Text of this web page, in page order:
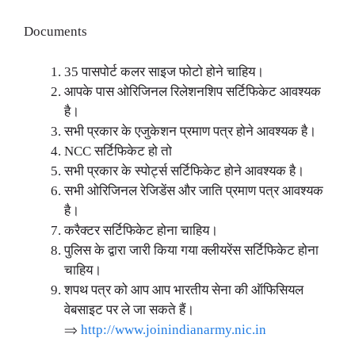
Documents
35 पासपोर्ट कलर साइज फोटो होने चाहिय।
आपके पास ओरिजिनल रिलेशनशिप सर्टिफिकेट आवश्यक
है।
सभी प्रकार के एजुकेशन प्रमाण पत्र होने आवश्यक है।
NCC सर्टिफिकेट हो तो
सभी प्रकार के स्पोर्ट्स सर्टिफिकेट होने आवश्यक है।
सभी ओरिजिनल रेजिडेंस और जाति प्रमाण पत्र आवश्यक
है।
करैक्टर सर्टिफिकेट होना चाहिय।
पुलिस के द्वारा जारी किया गया क्लीयरेंस सर्टिफिकेट होना
चाहिय।
शपथ पत्र को आप आप भारतीय सेना की ऑफिसियल
वेबसाइट पर ले जा सकते हैं।
⇒ http://www.joinindianarmy.nic.in